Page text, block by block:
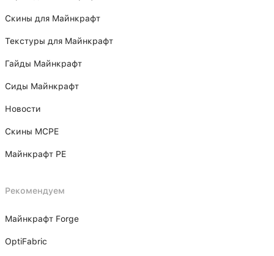
Скины для Майнкрафт
Текстуры для Майнкрафт
Гайды Майнкрафт
Сиды Майнкрафт
Новости
Скины MCPE
Майнкрафт PE
Рекомендуем
Майнкрафт Forge
OptiFabric